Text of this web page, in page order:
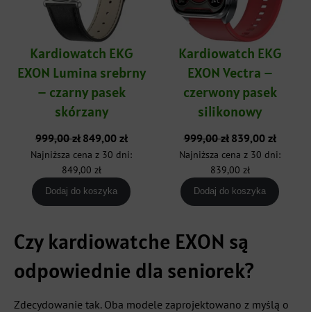
Kardiowatch EKG
EXON Lumina srebrny
– czarny pasek
skórzany
999,00zł Pierwotna
999,00 zł.
849,00 złAktualna
cena
Najniższa cena z 30 dni:
849,00 zł
Dodaj do koszyka
Kardiowatch EKG
EXON Vectra –
czerwony pasek
silikonowy
999,00zł Pierwotna
999,00 zł.
839,00 złAktualna
cena
Najniższa cena z 30 dni:
839,00 zł
Dodaj do koszyka
Czy kardiowatche EXON są
odpowiednie dla seniorek?
Zdecydowanie tak. Oba modele zaprojektowano z myślą o